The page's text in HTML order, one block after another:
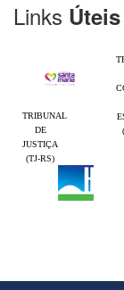
Links Úteis
TRIBUNAL
DE
JUSTIÇA
(TJ-RS)